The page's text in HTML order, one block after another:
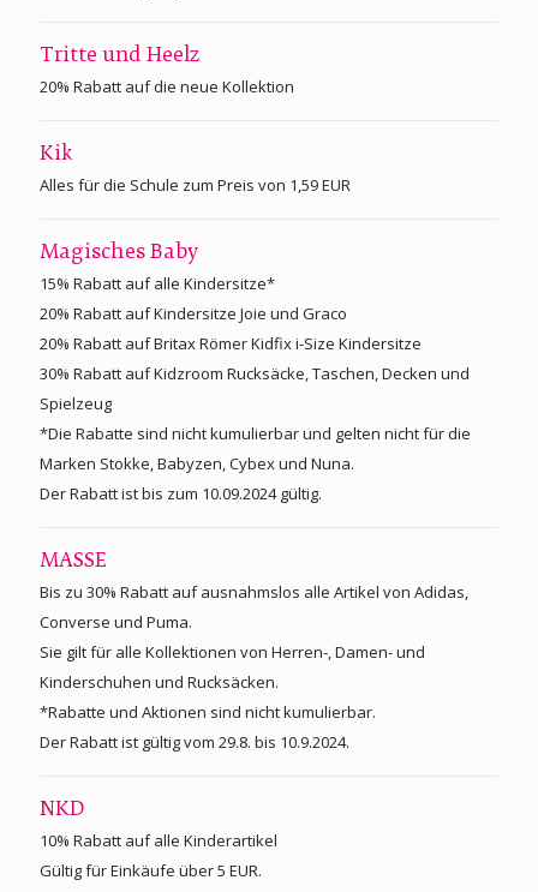
Tritte und Heelz
20% Rabatt auf die neue Kollektion
Kik
Alles für die Schule zum Preis von 1,59 EUR
Magisches Baby
15% Rabatt auf alle Kindersitze*
20% Rabatt auf Kindersitze Joie und Graco
20% Rabatt auf Britax Römer Kidfix i-Size Kindersitze
30% Rabatt auf Kidzroom Rucksäcke, Taschen, Decken und
Spielzeug
*Die Rabatte sind nicht kumulierbar und gelten nicht für die
Marken Stokke, Babyzen, Cybex und Nuna.
Der Rabatt ist bis zum 10.09.2024 gültig.
MASSE
Bis zu 30% Rabatt auf ausnahmslos alle Artikel von Adidas,
Converse und Puma.
Sie gilt für alle Kollektionen von Herren-, Damen- und
Kinderschuhen und Rucksäcken.
*Rabatte und Aktionen sind nicht kumulierbar.
Der Rabatt ist gültig vom 29.8. bis 10.9.2024.
NKD
10% Rabatt auf alle Kinderartikel
Gültig für Einkäufe über 5 EUR.